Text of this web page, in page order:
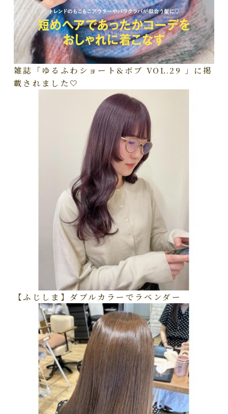
雑誌「ゆるふわショート&ボブ VOL.29 」に掲
載されました🤍
【ふじしま】ダブルカラーでラベンダー